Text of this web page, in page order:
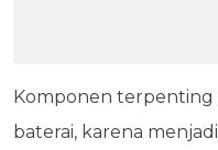
Komponen terpenting
baterai, karena